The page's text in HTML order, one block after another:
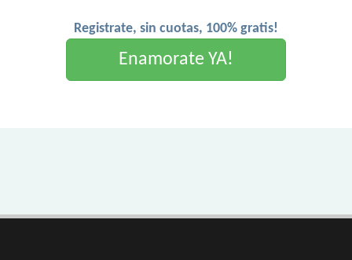
Registrate, sin cuotas, 100% gratis!
Enamorate YA!